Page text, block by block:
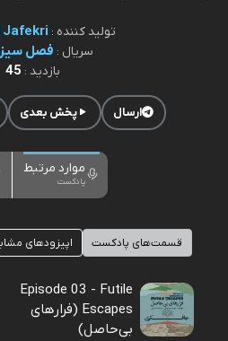
تولید کننده : Jafekri | جافکری
سریال : فصل
بازدید : 45
ارسال پخش بعدی
موارد مرتبط
پادکست
قسمت‌های پادکست اپیزودهای
Episode 03 - Futile
Escapes (فرارهای
بی‌حاصل)